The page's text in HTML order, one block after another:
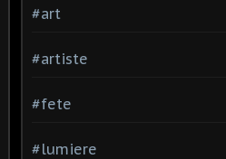
#art
#artiste
#fete
#lumiere